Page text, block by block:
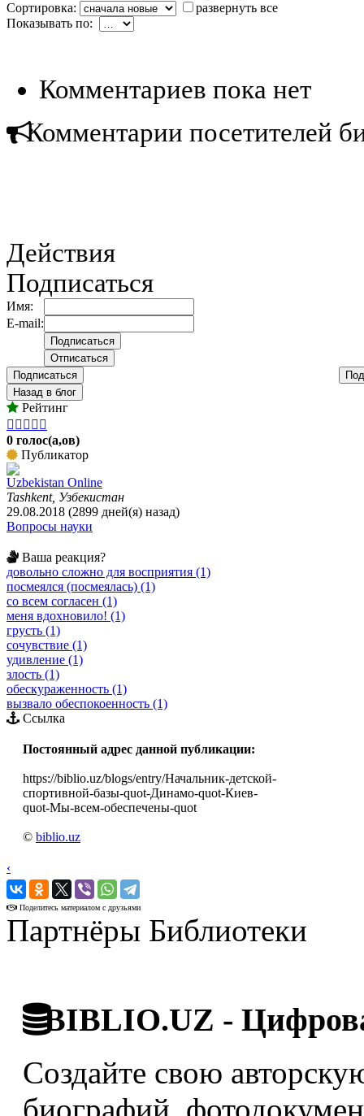
Сортировка:
развернуть все
Показывать по:
Комментариев пока нет
Комментарии посетителей
Действия
Подписаться
Имя:
E-mail:
Подписаться
Назад в блог
Рейтинг
    
0 голос(а,ов)
Публикатор
Uzbekistan Online
Tashkent, Узбекистан
29.08.2018 (2899 дней(я) назад)
Вопросы науки
Ваша реакция?
довольно сложно для восприятия (1)
посмеялся (посмеялась) (1)
со всем согласен (1)
меня вдохновило! (1)
грусть (1)
сочувствие (1)
удивление (1)
злость (1)
обескураженность (1)
вызвало обеспокоенность (1)
Ссылка
Постоянный адрес данной публикации:
https://biblio.uz/blogs/entry/Начальник-детской-
спортивной-базы-quot-Динамо-quot-Киев-
quot-Мы-всем-обеспечены-quot
© biblio.uz
‹
›
Поделитесь материалом с друзьями
Партнёры Библиотеки
BIBLIO.UZ -
Создайте свою
биографий,